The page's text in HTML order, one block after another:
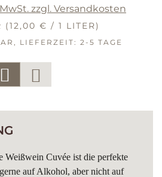
zzgl. Versandkosten
(12,00 € / 1 LITER)
LIEFERZEIT: 2-5 TAGE
GIB DEN
Weißwein Cuvée ist die perfekte
auf Alkohol, aber nicht auf